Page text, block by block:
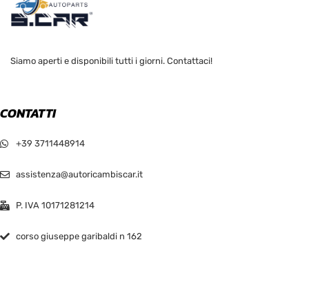
Siamo aperti e disponibili tutti i giorni. Contattaci!
CONTATTI
+39 3711448914
assistenza@autoricambiscar.it
P. IVA 10171281214
corso giuseppe garibaldi n 162